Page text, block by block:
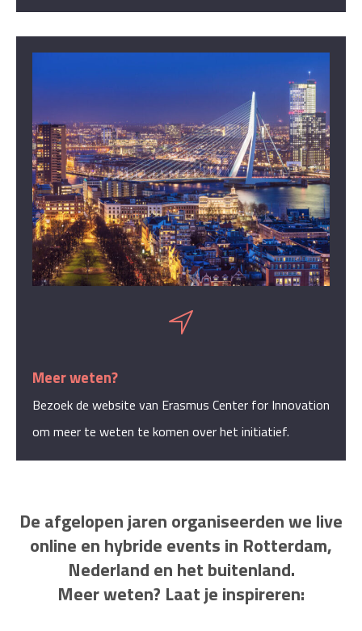
Meer weten?
Bezoek de website van Erasmus Center for Innovation
om meer te weten te komen over het initiatief.
De afgelopen jaren organiseerden we live
online en hybride events in Rotterdam,
Nederland en het buitenland.
Meer weten? Laat je inspireren: